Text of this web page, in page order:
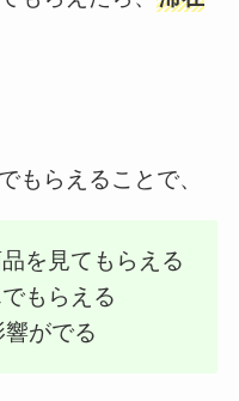
もらえることで、
を見てもらえる
もらえる
響がでる